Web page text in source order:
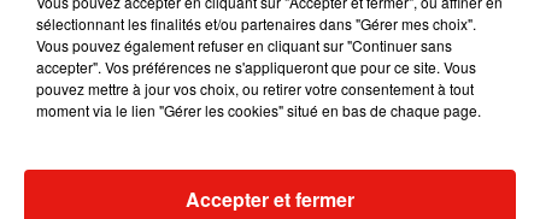
7 août 2026
RÜFÜS DU SOL annonce un nouvel
album après sa tournée mondiale
7 août 2026
sélectionnant les finalités et/ou partenaires dans "Gérer mes choix".
Vous pouvez également refuser en cliquant sur "Continuer sans
accepter". Vos préférences ne s'appliqueront que pour ce site. Vous
pouvez mettre à jour vos choix, ou retirer votre consentement à tout
moment via le lien "Gérer les cookies" situé en bas de chaque page.
Accepter et fermer